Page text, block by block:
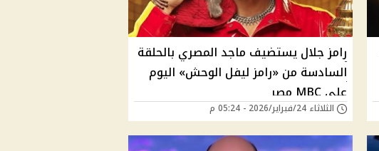
رامز جلال يستضيف ماجد المصري بالحلقة
السادسة من «رامز ليفل الوحش» اليوم
على MBC مصر
الثلاثاء 24/فبراير/2026 - 05:24 م